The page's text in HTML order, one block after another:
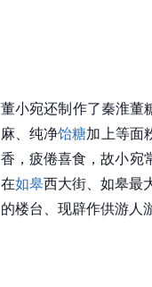
董小宛还制作了秦淮董
麻、纯净饴糖加上等面
香，疲倦喜食，故小宛
在如皋西大街、如皋最
的楼台、现辟作供游人